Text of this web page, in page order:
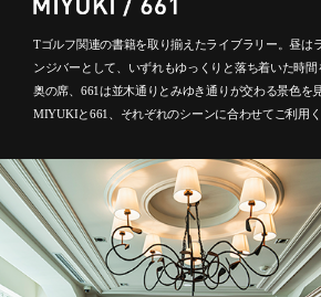
Tゴルフ関連の書籍を取り揃えたライブラリー。昼は
ンジバーとして、いずれもゆっくりと落ち着いた時間
奥の席、661は並木通りとみゆき通りが交わる景色を
MIYUKIと661、それぞれのシーンに合わせてご利用く